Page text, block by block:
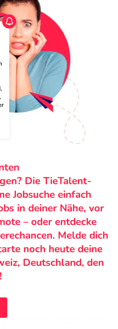
Die TieTalent-
Jobsuche einfach
in deiner Nähe, vor
– oder entdecke
Melde dich
noch heute deine
Deutschland, den